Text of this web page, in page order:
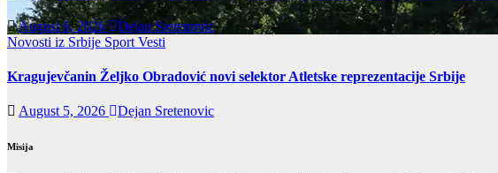
August 6, 2026
Dejan Sretenovic
Novosti iz Srbije Sport Vesti
Kragujevčanin Željko Obradović novi selektor Atletske reprezentacije Srbije
August 5, 2026 Dejan Sretenovic
Misija